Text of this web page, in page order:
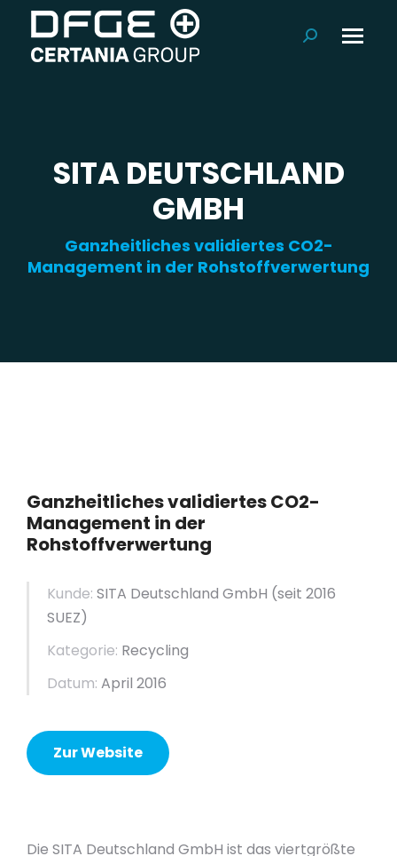
Suchen:
SITA DEUTSCHLAND
GMBH
Ganzheitliches validiertes CO2-
Management in der Rohstoffverwertung
Ganzheitliches validiertes CO2-
Management in der
Rohstoffverwertung
Kunde: SITA Deutschland GmbH (seit 2016
SUEZ)
Kategorie: Recycling
Datum: April 2016
Zur Website
Die SITA Deutschland GmbH ist das viertgrößte